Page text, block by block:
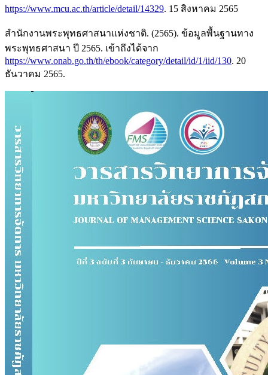
https://www.mcu.ac.th/article/detail/14329. 15 สิงหาคม 2565
สำนักงานพระพุทธศาสนาแห่งชาติ. (2565). ข้อมูลพื้นฐานทาง
พระพุทธศาสนา ปี 2565. เข้าถึงได้จาก
https://www.onab.go.th/th/ebook/category/detail/id/1/iid/130. 20
ธันวาคม 2565.